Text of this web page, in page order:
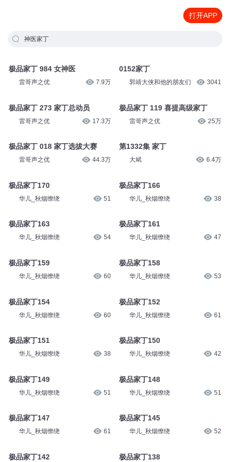
打开APP
神医家丁
极品家丁 984 女神医
雷哥声之优 7.9万
极品家丁 273 家丁总动员
雷哥声之优 17.3万
极品家丁 018 家丁选拔大赛
雷哥声之优 44.3万
极品家丁170
华儿_秋烟缭绕 51
极品家丁163
华儿_秋烟缭绕 54
极品家丁159
华儿_秋烟缭绕 60
极品家丁154
华儿_秋烟缭绕 60
极品家丁151
华儿_秋烟缭绕 38
极品家丁149
华儿_秋烟缭绕 51
极品家丁147
华儿_秋烟缭绕 61
极品家丁142
0152家丁
郭靖大侠和他的朋友们 3041
极品家丁 119 喜提高级家丁
雷哥声之优 25万
第1332集 家丁
大斌 6.4万
极品家丁166
华儿_秋烟缭绕 38
极品家丁161
华儿_秋烟缭绕 47
极品家丁158
华儿_秋烟缭绕 53
极品家丁152
华儿_秋烟缭绕 61
极品家丁150
华儿_秋烟缭绕 42
极品家丁148
华儿_秋烟缭绕 51
极品家丁145
华儿_秋烟缭绕 52
极品家丁138